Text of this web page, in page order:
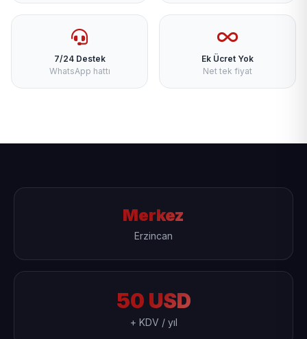
7/24 Destek
WhatsApp hattı
Ek Ücret Yok
Net tek fiyat
Merkez
Erzincan
50 USD
+ KDV / yıl